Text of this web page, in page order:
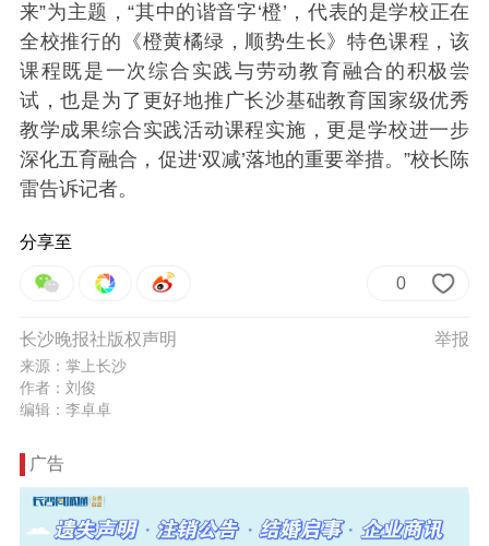
来”为主题，“其中的谐音字‘橙’，代表的是学校正在
全校推行的《橙黄橘绿，顺势生长》特色课程，该
课程既是一次综合实践与劳动教育融合的积极尝
试，也是为了更好地推广长沙基础教育国家级优秀
教学成果综合实践活动课程实施，更是学校进一步
深化五育融合，促进‘双减’落地的重要举措。”校长陈
雷告诉记者。
分享至
0
举报
长沙晚报社版权声明
来源：掌上长沙
作者：刘俊
编辑：李卓卓
广告